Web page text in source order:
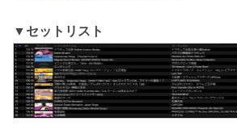
▼セットリスト